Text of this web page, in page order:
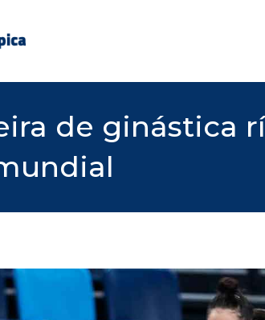
de ginástica